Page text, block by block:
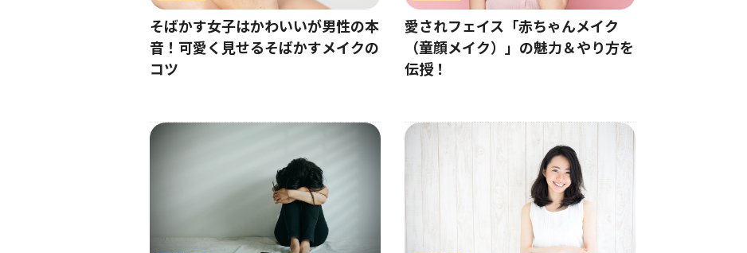
そばかす女子はかわいいが男性の本
音！可愛く見せるそばかすメイクの
コツ
愛されフェイス「赤ちゃんメイク
（童顔メイク）」の魅力＆やり方を
伝授！